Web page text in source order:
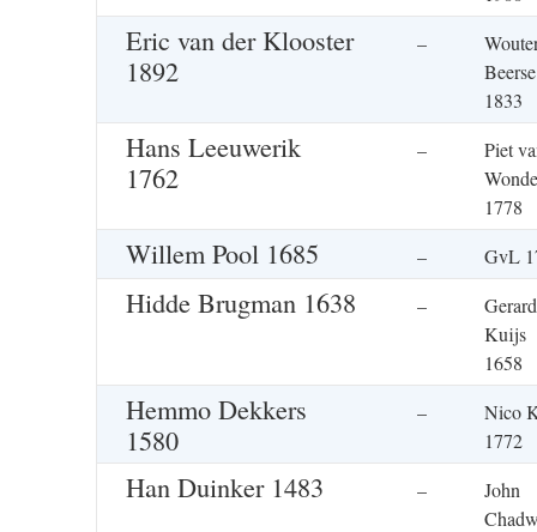
Eric van der Klooster
1892
–
Beerse
1833
Hans Leeuwerik
1762
–
Piet
1778
Willem Pool 1685 – GvL
Hidde Brugman 1638 –
Gerard
Kuijs
1658
Hemmo Dekkers
1580
–
Nico
1772
Han Duinker 1483 –
John